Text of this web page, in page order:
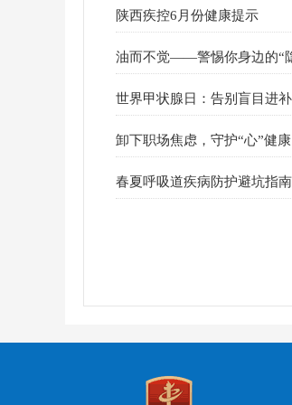
陕西疾控6月份健康提示
油而不觉——警惕你身边的“
世界甲状腺日：告别盲目进
卸下职场焦虑，守护“心”健康
春夏呼吸道疾病防护避坑指南